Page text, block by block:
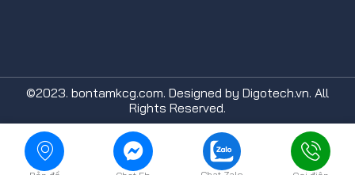
©2023. bontamkcg.com. Designed by Digotech.vn. All
Rights Reserved.